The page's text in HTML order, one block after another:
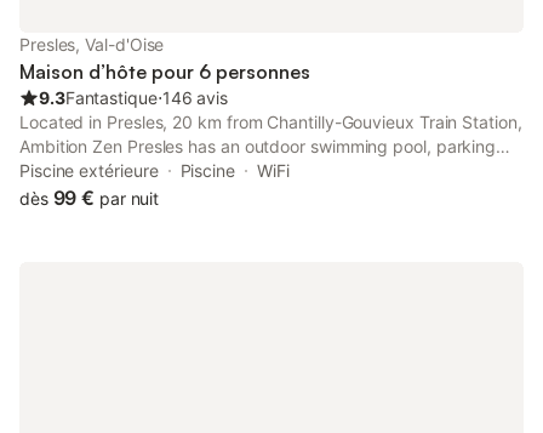
Presles, Val-d'Oise
Maison d’hôte pour 6 personnes
9.3Fantastique⋅146 avis
Located in Presles, 20 km from Chantilly-Gouvieux Train Station,
Ambition Zen Presles has an outdoor swimming pool, parking
on-site and rooms with free WiFi access. The property has pool
and garden views, and is 26 km from Stade de France.
Piscine extérieure Piscine
WiFi
dès 99 € par nuit